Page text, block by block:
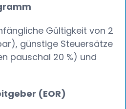
Gültigkeit von 2
günstige Steuersätze
pauschal 20 %) und
(EOR)